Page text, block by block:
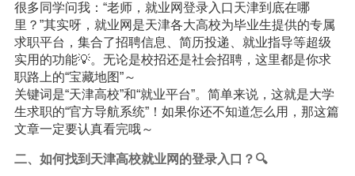
很多同学问我：“老师，就业网登录入口天津到底在哪
里？”其实呀，就业网是天津各大高校为毕业生提供的专属
求职平台，集合了招聘信息、简历投递、就业指导等超级
实用的功能💡。无论是校招还是社会招聘，这里都是你求
职路上的“宝藏地图”～
关键词是“天津高校”和“就业平台”。简单来说，这就是大学
生求职的“官方导航系统”！如果你还不知道怎么用，那这篇
文章一定要认真看完哦～
二、如何找到天津高校就业网的登录入口？🔍